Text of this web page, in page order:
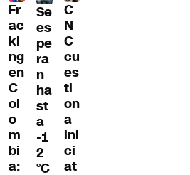
Fr
ac
ki
ng
en
C
ol
o
m
bi
a:
Se
es
pe
ra
n
ha
st
a
-1
2
°C
C
N
C
cu
es
ti
on
a
ini
ci
at